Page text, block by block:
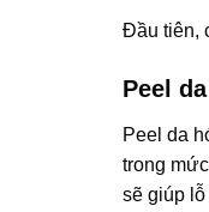
Đầu tiên,
Peel
Peel da
trong
sẽ giúp